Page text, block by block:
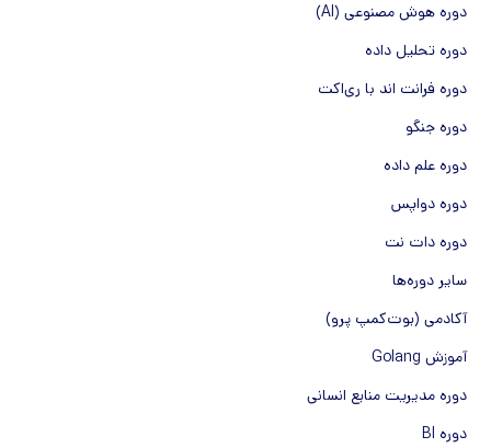
دوره هوش مصنوعی (AI)
دوره تحلیل داده
دوره فرانت اند با ری‌اکت
دوره جنگو
دوره علم داده
دوره دواپس
دوره دات نت
سایر دوره‌ها
آکادمی (بوت‌کمپ پرو)
آموزش Golang
دوره مدیریت منابع انسانی
دوره BI